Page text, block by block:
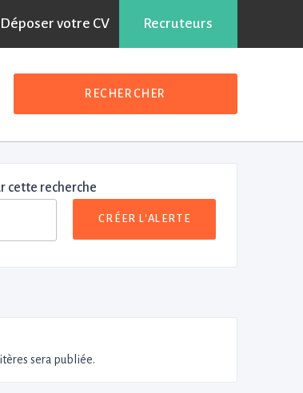
Déposer votre CV Recruteurs
RECHERCHER
cette recherche
CRÉER L'ALERTE
sera publiée.